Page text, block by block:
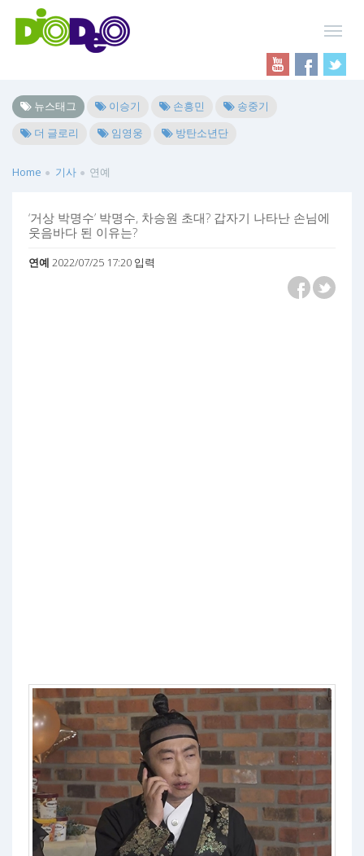
뉴스태그 이승기 손흥민
송중기
더 글로리
임영웅 방탄소년단
Home 기사 연예
‘거상 박명수’ 박명수, 차승원 초대? 갑자기 나타난 손님에
웃음바다 된 이유는?
연예 2022/07/25 17:20 입력